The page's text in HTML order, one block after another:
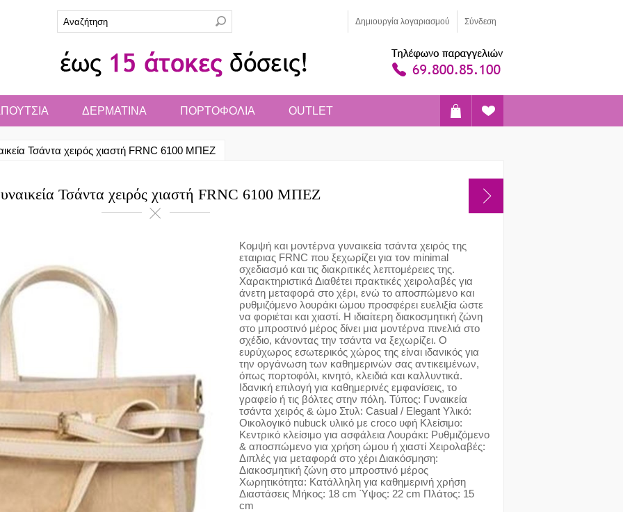
Δημιoυργία λογαριασμού Σύνδεση
ΔΕΡΜΑΤΙΝΑ ΠΟΡΤΟΦΟΛΙΑ OUTLET
Τσάντα χειρός χιαστή FRNC 6100 ΜΠΕΖ
Τσάντα χειρός χιαστή FRNC 6100 ΜΠΕΖ
Κομψή και μοντέρνα γυναικεία τσάντα χειρός της
εταιριας FRNC που ξεχωρίζει για τον minimal
σχεδιασμό και τις διακριτικές λεπτομέρειες της.
Χαρακτηριστικά Διαθέτει πρακτικές χειρολαβές για
άνετη μεταφορά στο χέρι, ενώ το αποσπώμενο και
ρυθμιζόμενο λουράκι ώμου προσφέρει ευελιξία ώστε
να φοριέται και χιαστί. Η ιδιαίτερη διακοσμητική ζώνη
στο μπροστινό μέρος δίνει μια μοντέρνα πινελιά στο
σχέδιο, κάνοντας την τσάντα να ξεχωρίζει. Ο
ευρύχωρος εσωτερικός χώρος της είναι ιδανικός για
την οργάνωση των καθημερινών σας αντικειμένων,
όπως πορτοφόλι, κινητό, κλειδιά και καλλυντικά.
Ιδανική επιλογή για καθημερινές εμφανίσεις, το
γραφείο ή τις βόλτες στην πόλη. Τύπος: Γυναικεία
τσάντα χειρός & ώμο Στυλ: Casual / Elegant Υλικό:
Οικολογικό nubuck υλικό με croco υφή Κλείσιμο:
Κεντρικό κλείσιμο για ασφάλεια Λουράκι: Ρυθμιζόμενο
& αποσπώμενο για χρήση ώμου ή χιαστί Χειρολαβές:
Διπλές για μεταφορά στο χέρι Διακόσμηση:
Διακοσμητική ζώνη στο μπροστινό μέρος
Χωρητικότητα: Κατάλληλη για καθημερινή χρήση
Διαστάσεις Μήκος: 18 cm Ύψος: 22 cm Πλάτος: 15
cm